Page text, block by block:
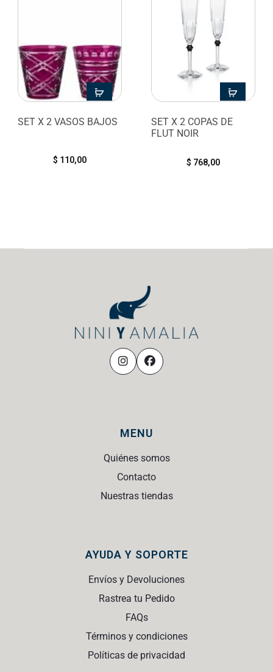
SET X 2 VASOS BAJOS
$ 110,00
SET X 2 COPAS DE
FLUT NOIR
$ 768,00
MENU
Quiénes somos
Contacto
Nuestras tiendas
AYUDA Y SOPORTE
Envíos y Devoluciones
Rastrea tu Pedido
FAQs
Términos y condiciones
Políticas de privacidad